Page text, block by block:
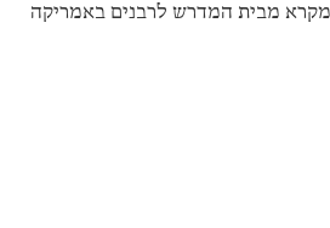
המקרא מבית המדרש לרבנים באמריקה